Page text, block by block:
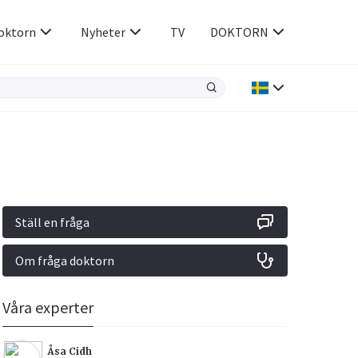
Rökavvänjning
Rörelseapparaten
Sex & Samliv
Sömn & Stress
Nyheter TV DOKTORN
Ställ en fråga
Om fråga doktorn
Våra experter
Åsa Cidh